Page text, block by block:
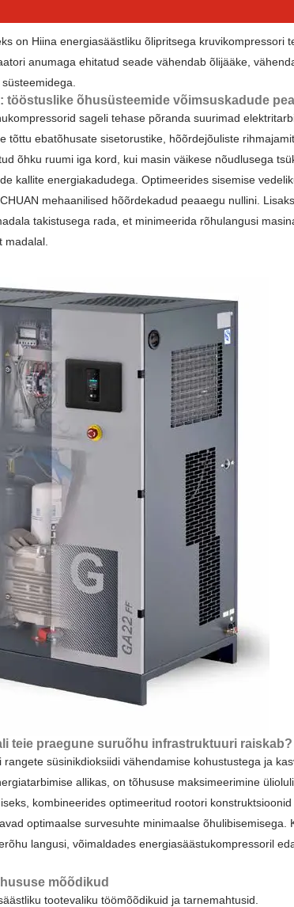
on Hiina energiasäästliku õlipritsega kruvikompressori
anumaga ehitatud seade vähendab õlijääke,
tööstuslike õhusüsteemide võimsuskadude
sageli tehase põranda suurimad
tõttu ebatõhusate sisetorustike, hõõrdejõuliste
õhku ruumi iga kord, kui masin väikese nõudlusega
kallite energiakadudega. Optimeerides sisemise
mehaanilised hõõrdekadud peaaegu nullini.
takistusega rada, et minimeerida rõhulangusi
madalal.
teie praegune suruõhu infrastruktuuri raiskab?
süsinikdioksiidi vähendamise kohustustega ja
allikas, on tõhususe maksimeerimine
kombineerides optimeeritud rootori
optimaalse survesuhte minimaalse
langusi, võimaldades energiasäästukompressoril
mõõdikud
tootevaliku töömõõdikuid ja tarnemahtusid.